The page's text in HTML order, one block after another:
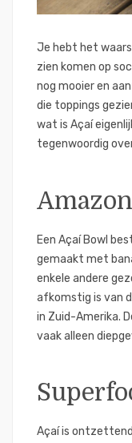
Je hebt het
zien komen op
nog mooier en
die toppings
wat is Açaí
tegenwoordig
Een Açaí Bowl
gemaakt met
enkele andere
afkomstig is van
in Zuid-Amerika.
vaak alleen
Açaí is